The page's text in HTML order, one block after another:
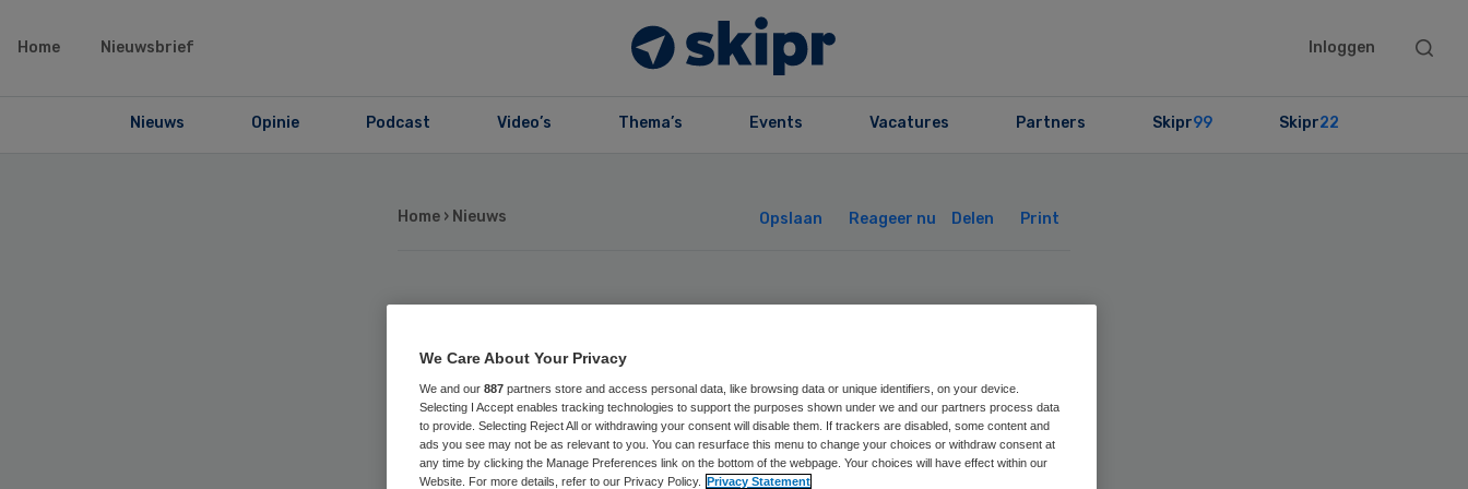
Home Nieuwsbrief Inloggen
Search
Nieuws Opinie Podcast Video’s Thema’s Events Vacatures Partners Skipr99 Skipr22
Home › Nieuws Opslaan Reageer nu Delen Print
Meer tijd voor patiënt
bij 22
huisartsenpraktijken
We Care About Your Privacy
We and our 887 partners store and access personal data, like browsing data or unique identifiers, on your device.
Selecting I Accept enables tracking technologies to support the purposes shown under we and our partners process data
to provide. Selecting Reject All or withdrawing your consent will disable them. If trackers are disabled, some content and
ads you see may not be as relevant to you. You can resurface this menu to change your choices or withdraw consent at
any time by clicking the Manage Preferences link on the bottom of the webpage. Your choices will have effect within our
Website. For more details, refer to our Privacy Policy. Privacy Statement